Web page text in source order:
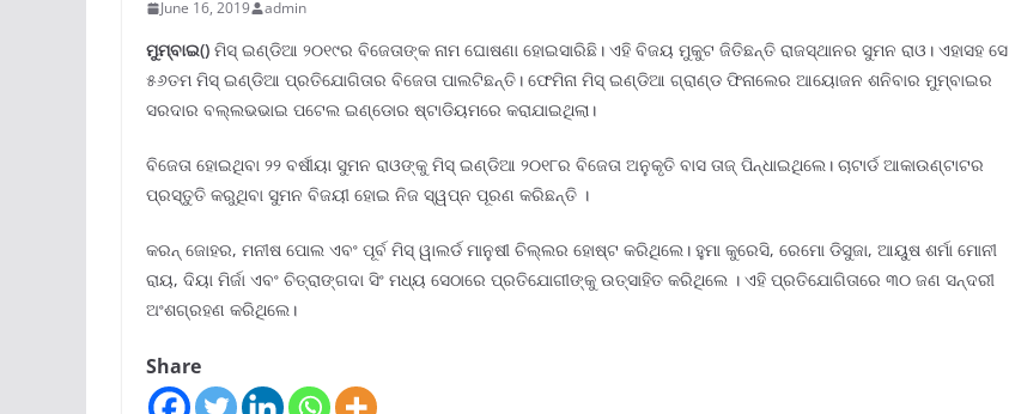
June 16, 2019 admin
ମୁମ୍ବାଇ() ମିସ୍ ଇଣ୍ଡିଆ ୨୦୧୯ର ବିଜେତାଙ୍କ ନାମ ଘୋଷଣା ହୋଇସାରିଛି। ଏହି ବିଜୟ ମୁକୁଟ ଜିତିଛନ୍ତି ରାଜସ୍ଥାନର ସୁମନ ରାଓ। ଏହାସହ ସେ
୫୬ତମ ମିସ୍ ଇଣ୍ଡିଆ ପ୍ରତିଯୋଗିତାର ବିଜେତା ପାଲଟିଛନ୍ତି। ଫେମିନା ମିସ୍ ଇଣ୍ଡିଆ ଗ୍ରାଣ୍ଡ ଫିନାଲେର ଆୟୋଜନ ଶନିବାର ମୁମ୍ବାଇର
ସରଦାର ବଲ୍ଲଭଭାଇ ପଟେଲ ଇଣ୍ଡୋର ଷ୍ଟାଡିୟମରେ କରାଯାଇଥିଲା।
ବିଜେତା ହୋଇଥିବା ୨୨ ବର୍ଷୀୟା ସୁମନ ରାଓଙ୍କୁ ମିସ୍ ଇଣ୍ଡିଆ ୨୦୧୮ର ବିଜେତା ଅନୁକୃତି ବାସ ତାଜ୍ ପିନ୍ଧାଇଥିଲେ। ଚାଟାର୍ଡ ଆକାଉଣ୍ଟାଟର
ପ୍ରସ୍ତୁତି କରୁଥିବା ସୁମନ ବିଜୟୀ ହୋଇ ନିଜ ସ୍ୱପ୍ନ ପୂରଣ କରିଛନ୍ତି ।
କରନ୍ ଜୋହର, ମନୀଷ ପୋଲ ଏବଂ ପୂର୍ବ ମିସ୍ ୱାଲର୍ଡ ମାନୁଷୀ ଚିଲ୍ଲର ହୋଷ୍ଟ କରିଥିଲେ। ହୁମା କୁରେସି, ରେମୋ ଡିସୁଜା, ଆୟୁଷ ଶର୍ମା ମୋନୀ
ରାୟ, ଦିୟା ମିର୍ଜା ଏବଂ ଚିତ୍ରାଙ୍ଗଦା ସିଂ ମଧ୍ୟ ସେଠାରେ ପ୍ରତିଯୋଗୀଙ୍କୁ ଉତ୍ସାହିତ କରିଥିଲେ । ଏହି ପ୍ରତିଯୋଗିତାରେ ୩୦ ଜଣ ସନ୍ଦରୀ
ଅଂଶଗ୍ରହଣ କରିଥିଲେ।
Share